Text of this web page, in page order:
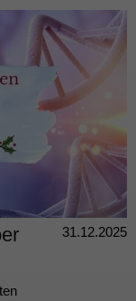
31.12.2025